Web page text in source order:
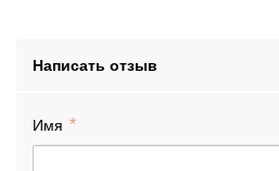
Написать отзыв
Имя